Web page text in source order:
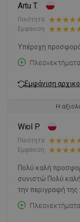
Artu T.
Ποιότητα:
Εμφάνιση:
Υπέροχη
Εμφάνιση
Η
Wiol P.
Ποιότητα:
Εμφάνιση:
Πολύ καλή
συνιστώ Πολύ
την περιγραφή